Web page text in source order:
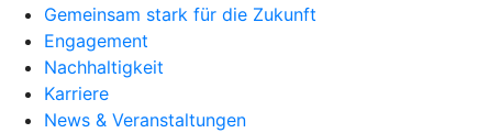
Gemeinsam stark für die Zukunft
Engagement
Nachhaltigkeit
Karriere
News & Veranstaltungen